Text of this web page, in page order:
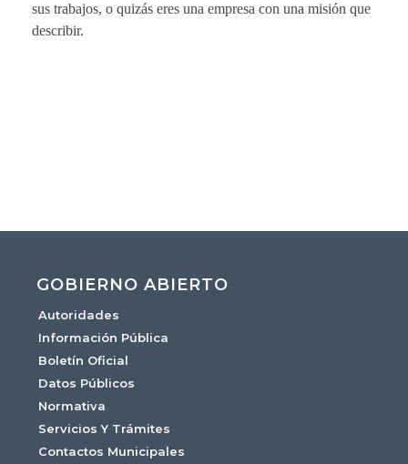
sus trabajos, o quizás eres una empresa con una misión que
describir.
GOBIERNO ABIERTO
Autoridades
Información Pública
Boletín Oficial
Datos Públicos
Normativa
Servicios Y Trámites
Contactos Municipales